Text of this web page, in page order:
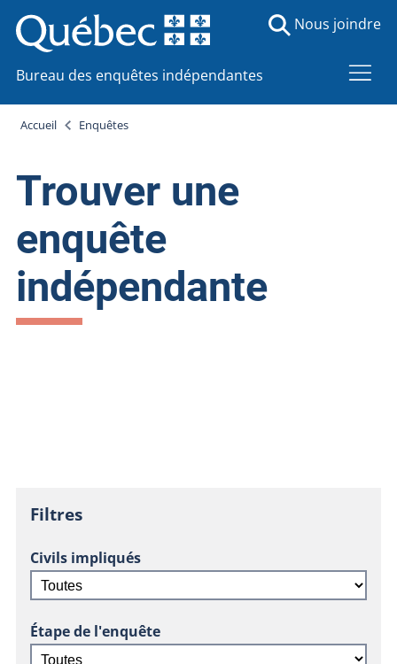
Bureau des enquêtes indépendantes
Nous joindre
Accueil Enquêtes
Trouver une
enquête
indépendante
Filtres
Civils impliqués
Étape de l'enquête